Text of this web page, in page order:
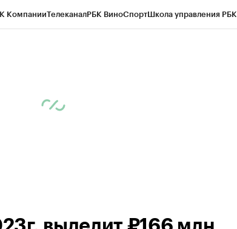
КомпанииТелеканалРБК ВиноСпортШкола управления РБК